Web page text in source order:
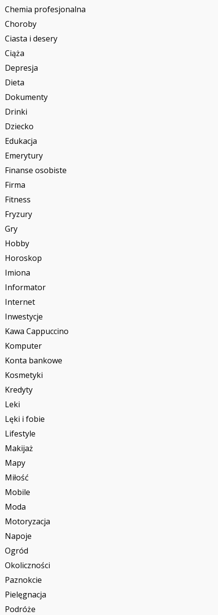
Chemia profesjonalna
Choroby
Ciasta i desery
Ciąża
Depresja
Dieta
Dokumenty
Drinki
Dziecko
Edukacja
Emerytury
Finanse osobiste
Firma
Fitness
Fryzury
Gry
Hobby
Horoskop
Imiona
Informator
Internet
Inwestycje
Kawa Cappuccino
Komputer
Konta bankowe
Kosmetyki
Kredyty
Leki
Lęki i fobie
Lifestyle
Makijaż
Mapy
Miłość
Mobile
Moda
Motoryzacja
Napoje
Ogród
Okoliczności
Paznokcie
Pielęgnacja
Podróże